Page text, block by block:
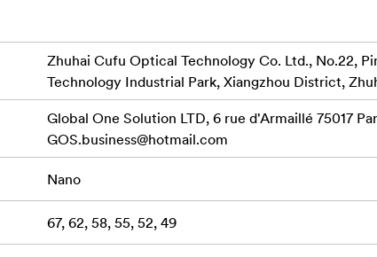
posiada naszą wyjątkową technologię True-to-
zerowy odlew kolorów dla autentycznego odwzorowania
mocy ND. Będziesz cieszyć się profesjonalną
naturalnego pięknakrajobrazów.
wprowadzać niepożądane przesunięcia kolorów,
w całym zakresie ekspozycji.
Zhuhai Cufu Optical Technology Co. Ltd., No.22,
Technology Industrial Park, Xiangzhou District,
Global One Solution LTD, 6 rue d'Armaillé 75017
GOS.business@hotmail.com
Nano
67, 62, 58, 55, 52, 49